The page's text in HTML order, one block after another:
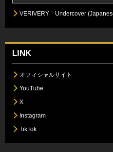
VERIVERY「Undercover
LINK
オフィシャルサイト
YouTube
X
Instagram
TikTok